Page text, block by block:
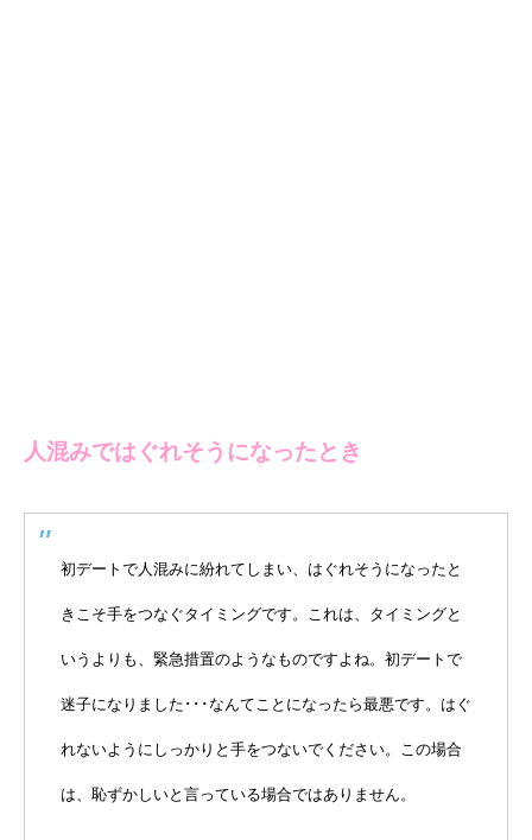
人混みではぐれそうになったとき
初デートで人混みに紛れてしまい、はぐれそうになったと
きこそ手をつなぐタイミングです。これは、タイミングと
いうよりも、緊急措置のようなものですよね。初デートで
迷子になりました･･･なんてことになったら最悪です。はぐ
れないようにしっかりと手をつないでください。この場合
は、恥ずかしいと言っている場合ではありません。